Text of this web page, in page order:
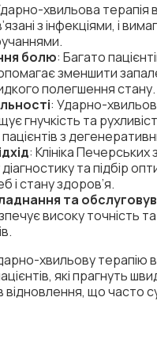
хвильова терапія
з інфекціями, і
болю: Багато
зменшити
полегшення стану.
: Ударно-
гнучкість та
з
: Клініка
та підбір
і стану здоров’я.
та
високу точність
хвильову терапію
які прагнуть
відновлення, що часто